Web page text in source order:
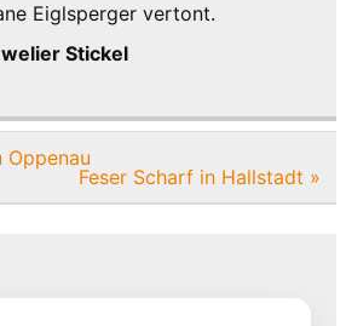
Eiglsperger vertont.
Stickel
Oppenau
Feser Scharf in Hallstadt »